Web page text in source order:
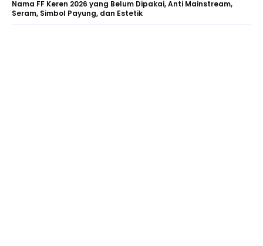
Nama FF Keren 2026 yang Belum Dipakai, Anti Mainstream,
Seram, Simbol Payung, dan Estetik